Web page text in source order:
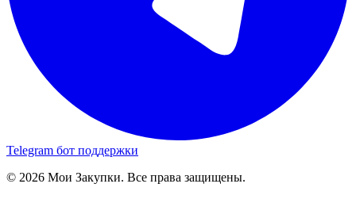
Telegram бот поддержки
© 2026 Мои Закупки. Все права защищены.